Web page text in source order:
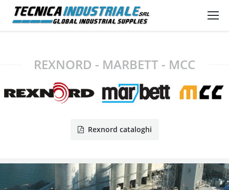
REXNORD - MARBETT - MCC
Rexnord cataloghi